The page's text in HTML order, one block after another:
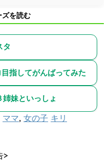
ズを読む
タ
指してがんばってみた
妹といっしょ
ママ, 女の子 キリ
>